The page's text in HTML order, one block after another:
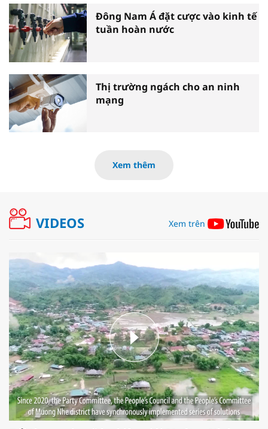
Đông Nam Á đặt cược vào kinh tế
tuần hoàn nước
Thị trường ngách cho an ninh
mạng
Xem thêm
VIDEOS Xem trên